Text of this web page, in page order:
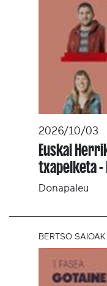
2026/10/03
Euskal
txapelketa -
Donapaleu
BERTSO SAIOAK